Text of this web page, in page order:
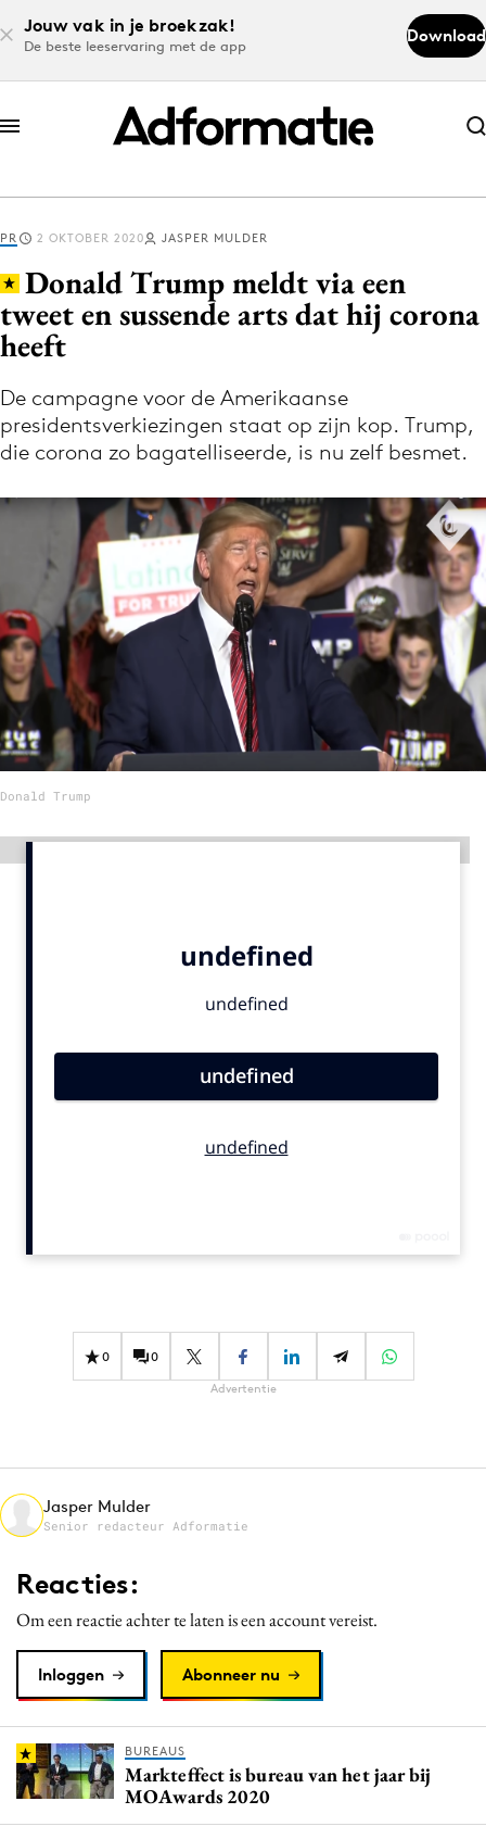
Jouw vak in je broekzak!
De beste leeservaring met de app
Download
Abonneer nu
Abonneer nu
Log in
Volg het laatste nieuws via de Adformatie
Nieuws app
Menu
Home
9 sept: GenAI-training
12 nov: MarketingLive!
Adverteren
Events
Academy
Carriere
Contentmarketing
Digital transformation
Gedragsverandering
Influencer marketing
Merkstrategie
Programmatic
Purpose Marketing
Reputatie & crisis
PR 2 OKTOBER 2020 JASPER MULDER
Donald Trump meldt via een
tweet en sussende arts dat hij corona
heeft
De campagne voor de Amerikaanse
presidentsverkiezingen staat op zijn kop. Trump,
die corona zo bagatelliseerde, is nu zelf besmet.
Donald Trump
0 0
Advertentie
Jasper Mulder
Senior redacteur Adformatie
Reacties:
Om een reactie achter te laten is een account vereist.
Inloggen Abonneer nu
BUREAUS
Markteffect is bureau van het jaar bij
MOAwards 2020